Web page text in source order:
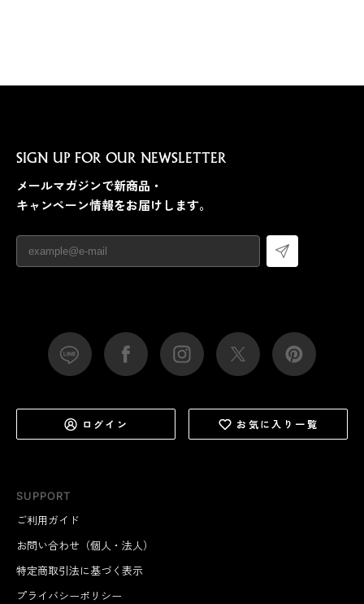
SUPPORT
ご利用ガイド
お問い合わせ（個人・法人）
特定商取引法に基づく表示
プライバシーポリシー
SIGN UP FOR OUR NEWSLETTER
メールマガジンで新商品・
キャンペーン情報をお届けします。
ログイン お気に入り一覧